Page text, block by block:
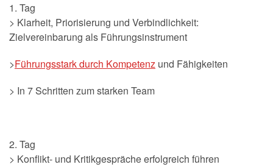
1. Tag
> Klarheit, Priorisierung und Verbindlichkeit:
Zielvereinbarung als Führungsinstrument
>Führungsstark durch Kompetenz und Fähigkeiten
> In 7 Schritten zum starken Team
2. Tag
> Konflikt- und Kritikgespräche erfolgreich führen